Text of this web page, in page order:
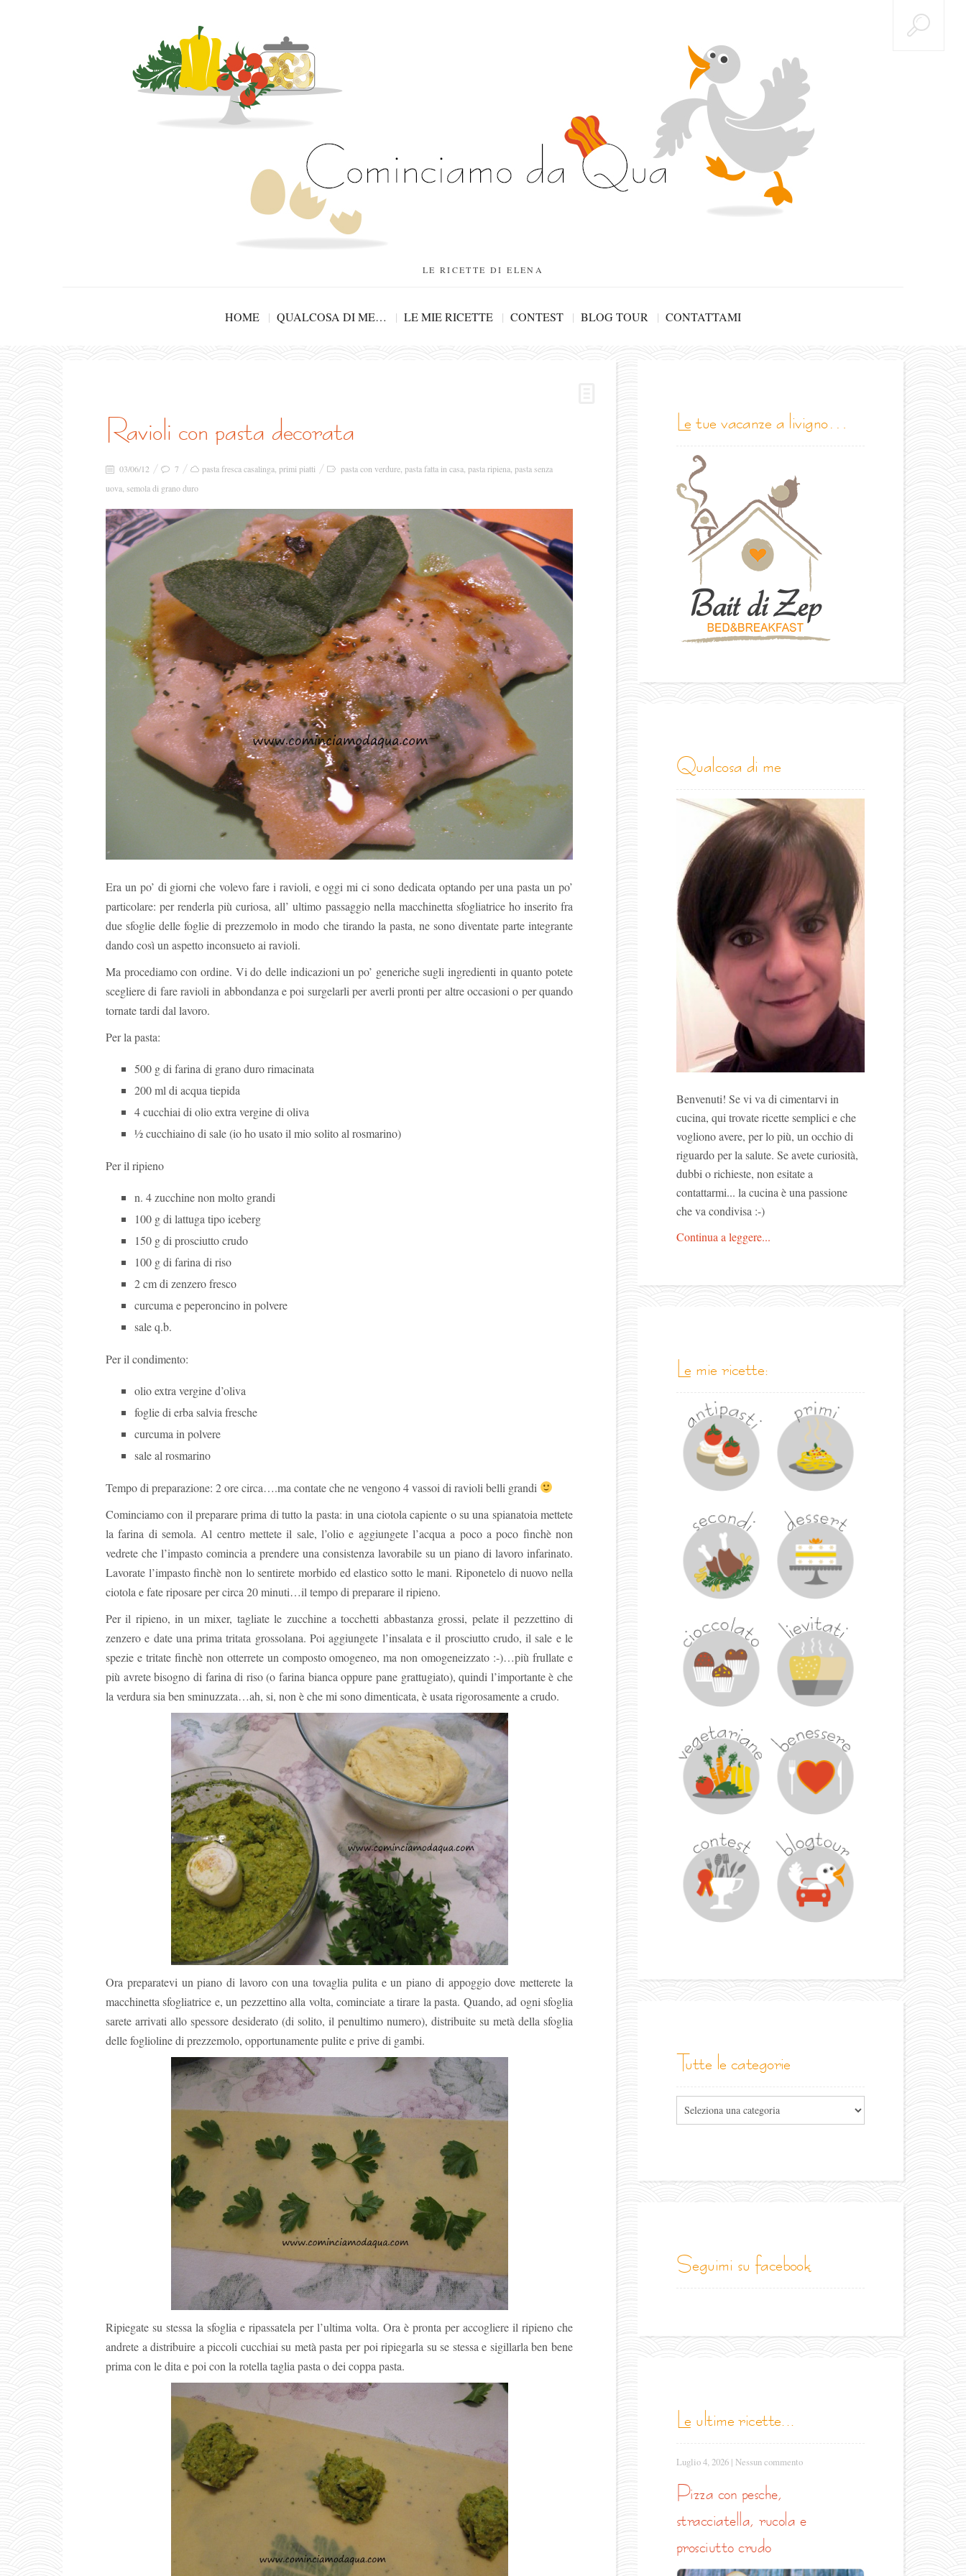
LE RICETTE DI ELENA
HOME QUALCOSA DI ME… LE MIE RICETTE CONTEST BLOG TOUR CONTATTAMI
ravioli con pasta decorata
03/06/12 7 pasta fresca casalinga primi piatti pasta con verdure pasta fatta in casa pasta ripiena pasta senza
uova semola di grano duro
Era un po’ di giorni che volevo fare i ravioli, e oggi mi ci sono dedicata optando per una pasta un po’
particolare: per renderla più curiosa, all’ ultimo passaggio nella macchinetta sfogliatrice ho inserito fra
due sfoglie delle foglie di prezzemolo in modo che tirando la pasta, ne sono diventate parte integrante
dando così un aspetto inconsueto ai ravioli.
Ma procediamo con ordine. Vi do delle indicazioni un po’ generiche sugli ingredienti in quanto potete
scegliere di fare ravioli in abbondanza e poi surgelarli per averli pronti per altre occasioni o per quando
tornate tardi dal lavoro.
Per la pasta:
500 g di farina di grano duro rimacinata
200 ml di acqua tiepida
4 cucchiai di olio extra vergine di oliva
½ cucchiaino di sale (io ho usato il mio solito al rosmarino)
Per il ripieno
n. 4 zucchine non molto grandi
100 g di lattuga tipo iceberg
150 g di prosciutto crudo
100 g di farina di riso
2 cm di zenzero fresco
curcuma e peperoncino in polvere
sale q.b.
Per il condimento:
olio extra vergine d’oliva
foglie di erba salvia fresche
curcuma in polvere
sale al rosmarino
Tempo di preparazione: 2 ore circa….ma contate che ne vengono 4 vassoi di ravioli belli grandi
Cominciamo con il preparare prima di tutto la pasta: in una ciotola capiente o su una spianatoia mettete
la farina di semola. Al centro mettete il sale, l’olio e aggiungete l’acqua a poco a poco finchè non
vedrete che l’impasto comincia a prendere una consistenza lavorabile su un piano di lavoro infarinato.
Lavorate l’impasto finchè non lo sentirete morbido ed elastico sotto le mani. Riponetelo di nuovo nella
ciotola e fate riposare per circa 20 minuti…il tempo di preparare il ripieno.
Per il ripieno, in un mixer, tagliate le zucchine a tocchetti abbastanza grossi, pelate il pezzettino di
zenzero e date una prima tritata grossolana. Poi aggiungete l’insalata e il prosciutto crudo, il sale e le
spezie e tritate finchè non otterrete un composto omogeneo, ma non omogeneizzato :-)…più frullate e
più avrete bisogno di farina di riso (o farina bianca oppure pane grattugiato), quindi l’importante è che
la verdura sia ben sminuzzata…ah, si, non è che mi sono dimenticata, è usata rigorosamente a crudo.
Ora preparatevi un piano di lavoro con una tovaglia pulita e un piano di appoggio dove metterete la
macchinetta sfogliatrice e, un pezzettino alla volta, cominciate a tirare la pasta. Quando, ad ogni sfoglia
sarete arrivati allo spessore desiderato (di solito, il penultimo numero), distribuite su metà della sfoglia
delle foglioline di prezzemolo, opportunamente pulite e prive di gambi.
Ripiegate su stessa la sfoglia e ripassatela per l’ultima volta. Ora è pronta per accogliere il ripieno che
andrete a distribuire a piccoli cucchiai su metà pasta per poi ripiegarla su se stessa e sigillarla ben bene
prima con le dita e poi con la rotella taglia pasta o dei coppa pasta.
le tue vacanze a livigno…
qualcosa di me
Benvenuti! Se vi va di cimentarvi in
cucina, qui trovate ricette semplici e che
vogliono avere, per lo più, un occhio di
riguardo per la salute. Se avete curiosità,
dubbi o richieste, non esitate a
contattarmi... la cucina è una passione
che va condivisa :-)
Continua a leggere...
le mie ricette:
tutte le categorie
seguimi su facebook
le ultime ricette...
Luglio 4, 2026 | Nessun commento
pizza con pesche,
stracciatella, rucola e
prosciutto crudo